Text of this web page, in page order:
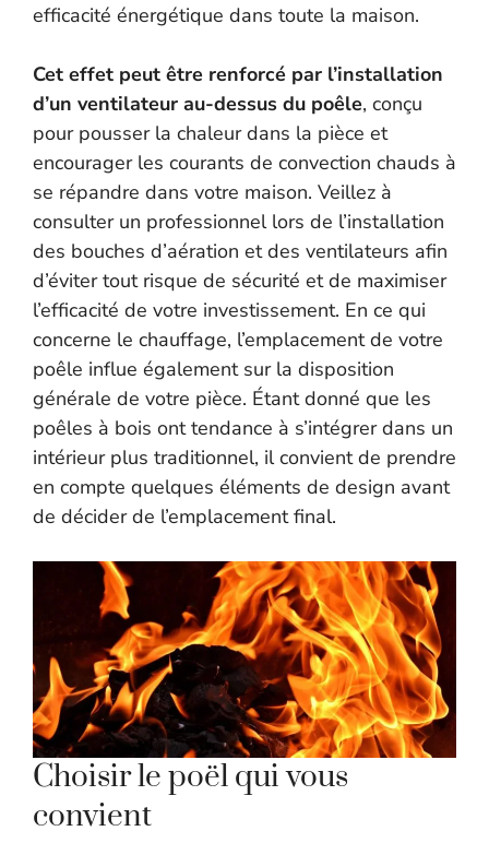
efficacité énergétique dans toute la maison.
Cet effet peut être renforcé par l’installation
d’un ventilateur au-dessus du poêle, conçu
pour pousser la chaleur dans la pièce et
encourager les courants de convection chauds à
se répandre dans votre maison. Veillez à
consulter un professionnel lors de l’installation
des bouches d’aération et des ventilateurs afin
d’éviter tout risque de sécurité et de maximiser
l’efficacité de votre investissement. En ce qui
concerne le chauffage, l’emplacement de votre
poêle influe également sur la disposition
générale de votre pièce. Étant donné que les
poêles à bois ont tendance à s’intégrer dans un
intérieur plus traditionnel, il convient de prendre
en compte quelques éléments de design avant
de décider de l’emplacement final.
Choisir le poël qui vous
convient